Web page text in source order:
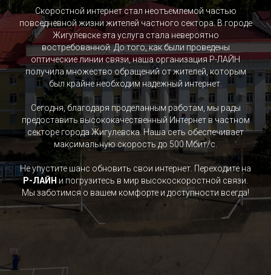
Скоростной интернет стал неотъемлемой частью
повседневной жизни жителей частного сектора. В городе
Жигулевске эта услуга стала невероятно
востребованной. До того, как были проведены
оптические линии связи, наша организация Р-ЛАЙН
получила множество обращений от жителей, которым
был крайне необходим надежный интернет.
Сегодня, благодаря проделанным работам, мы рады
предоставить высококачественный Интернет в частном
секторе города Жигулевска. Наша сеть обеспечивает
максимальную скорость до 500 Мбит/с.
Не упустите шанс обновить свои интернет. Переходите на
Р-ЛАЙН и погрузитесь в мир высокоскоростной связи.
Мы заботимся о вашем комфорте и доступности всегда!